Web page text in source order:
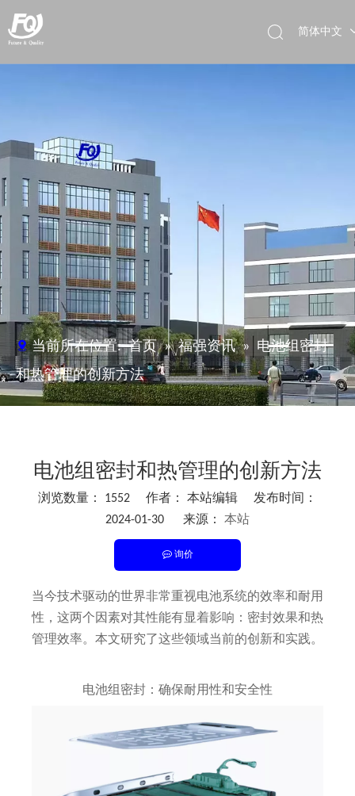
简体中文
当前所在位置: 首页 » 福强资讯 » 电池组密封
和热管理的创新方法
电池组密封和热管理的创新方法
浏览数量： 1552 作者： 本站编辑 发布时间：
2024-01-30 来源： 本站
询价
当今技术驱动的世界非常重视电池系统的效率和耐用
性，这两个因素对其性能有显着影响：密封效果和热
管理效率。本文研究了这些领域当前的创新和实践。
电池组密封：确保耐用性和安全性